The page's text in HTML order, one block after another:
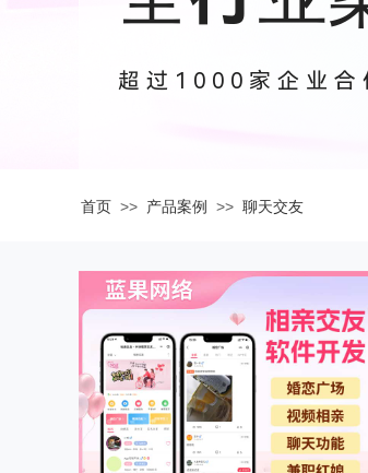
超过1000家企业合
首页 >> 产品案例 >> 聊天交友